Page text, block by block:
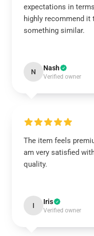
expectations in
highly recommend
something similar.
N Nash
Verified owner
The item feels
am very satisfied
quality.
I Iris
Verified owner